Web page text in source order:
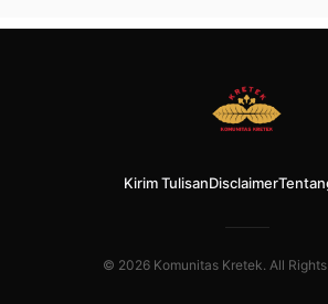
Kirim TulisanDisclaimer
© 2026 Komunitas Kretek. All